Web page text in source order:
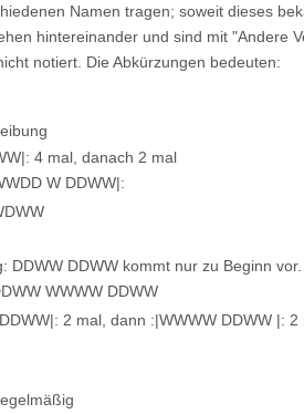
Namen tragen; soweit dieses
hintereinander und sind mit "Andere
notiert. Die Abkürzungen bedeuten:
4 mal, danach 2 mal
W DDWW|:
DDWW DDWW kommt nur zu Beginn vor.
WWWW DDWW
2 mal, dann :|WWWW DDWW |: 2